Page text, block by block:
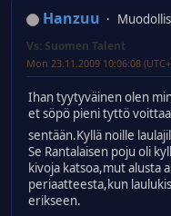
Hanzuu
Vs: Suomen Talent
Mon 23.11.2009 10:06:08
Ihan tyytyväinen olen
et söpö pieni tyttö
sentään.Kyllä noille
Se Rantalaisen poju oli
kivoja katsoa,mut alusta
periaatteesta,kun
erikseen.